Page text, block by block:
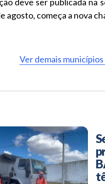
agosto, começa a nova
Ver demais